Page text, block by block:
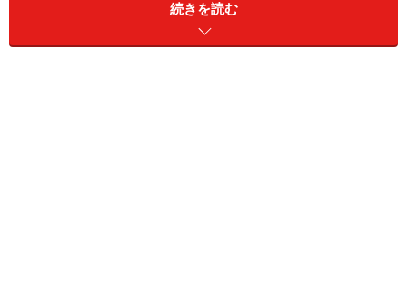
「事業再生」というのは、主に資金繰り等の理由で、窮
境（きゅうきょう。企業存続のピンチ、という意味で
続きを読む